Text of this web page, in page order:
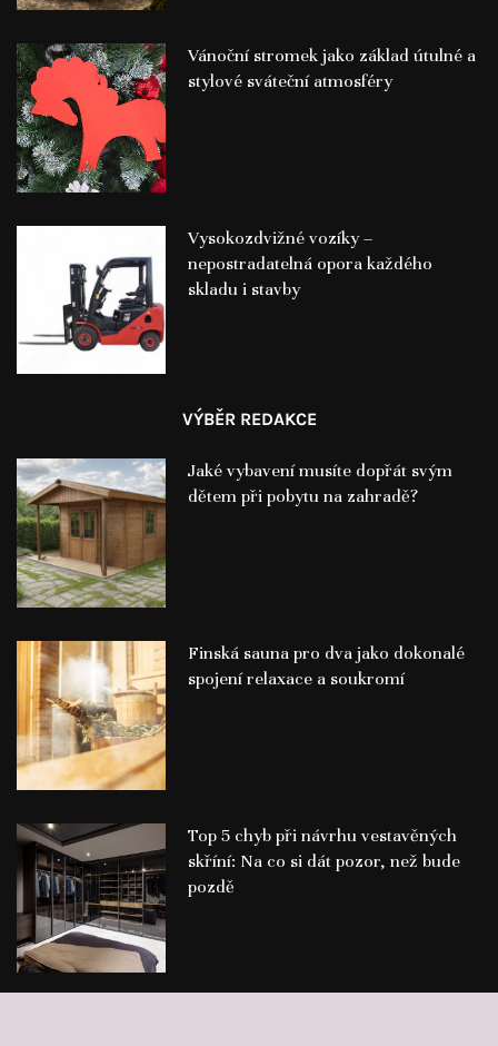
Vánoční stromek jako základ útulné a
stylové sváteční atmosféry
Vysokozdvižné vozíky –
nepostradatelná opora každého
skladu i stavby
VÝBĚR REDAKCE
Jaké vybavení musíte dopřát svým
dětem při pobytu na zahradě?
Finská sauna pro dva jako dokonalé
spojení relaxace a soukromí
Top 5 chyb při návrhu vestavěných
skříní: Na co si dát pozor, než bude
pozdě